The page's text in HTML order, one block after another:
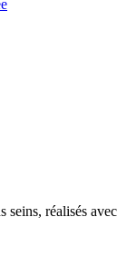
réalisés